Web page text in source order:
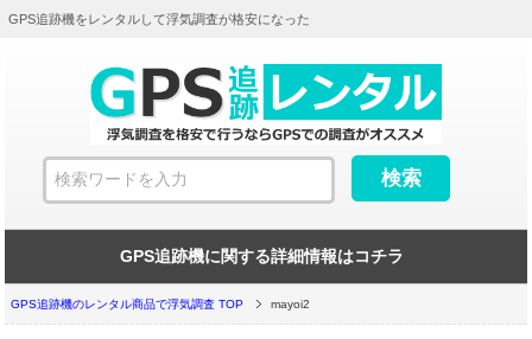
GPS追跡機をレンタルして浮気調査が格安になった
GPS追跡機に関する詳細情報はコチラ
GPS追跡機のレンタル商品で浮気調査 TOP mayoi2